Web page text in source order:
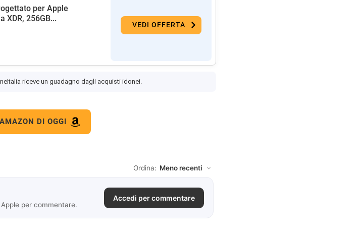
per Apple
XDR, 256GB...
VEDI OFFERTA
riceve un guadagno dagli acquisti idonei.
DI OGGI
Ordina:
per commentare.
Accedi per commentare